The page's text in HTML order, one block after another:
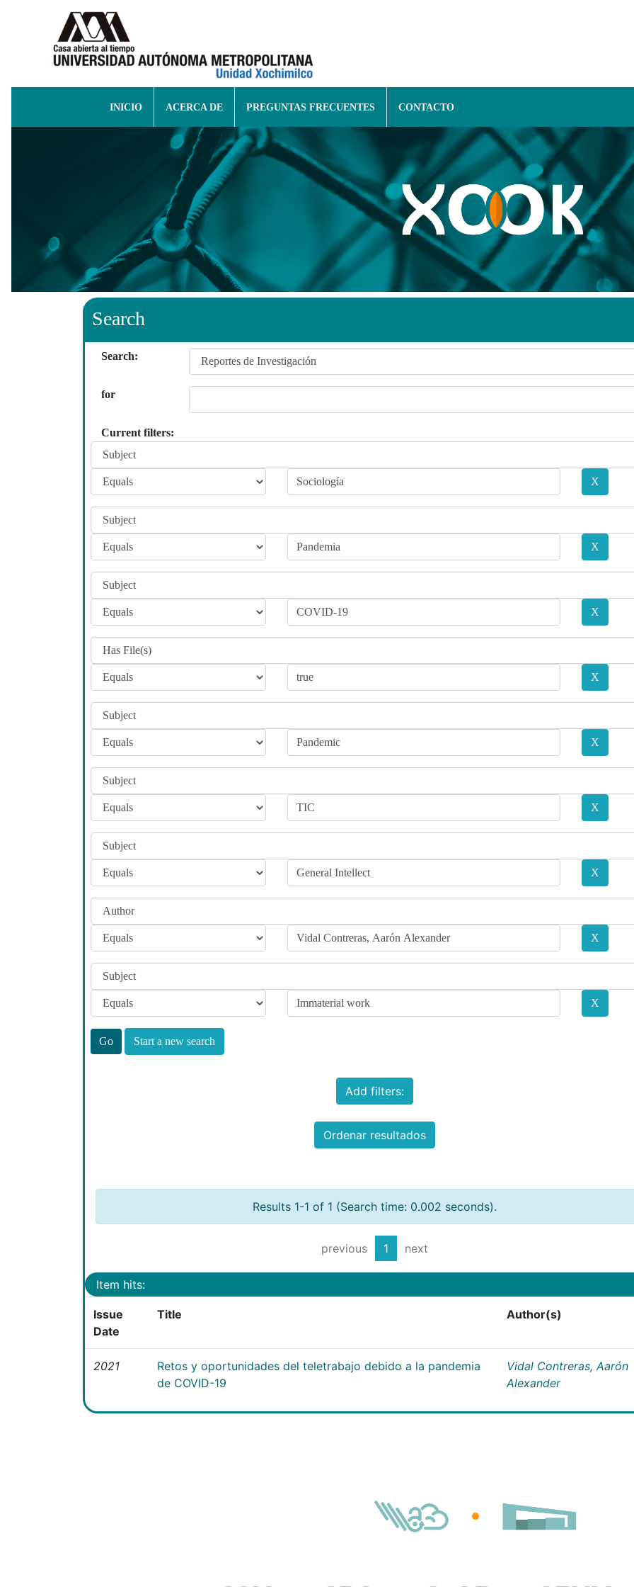
INICIO ACERCA DE PREGUNTAS FRECUENTES CONTACTO
Search
Search:
for
Current filters:
Start a new search
Add filters:
Ordenar resultados
Results 1-1 of 1 (Search time: 0.002 seconds).
previous 1 next
Item hits:
Issue
Date
Title Author(s)
2021
Retos y oportunidades del teletrabajo debido a la pandemia
de COVID-19
Vidal Contreras, Aarón
Alexander